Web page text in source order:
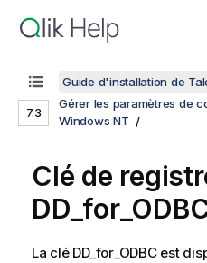
7.3
Guide d'installation de
Gérer les paramètres de
Windows NT
Clé de
La clé DD_for_ODBC est